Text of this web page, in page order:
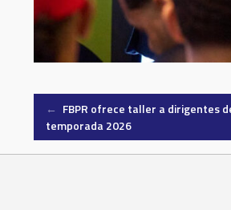
Post
navigation
← FBPR ofrece taller a dirigentes
temporada 2026